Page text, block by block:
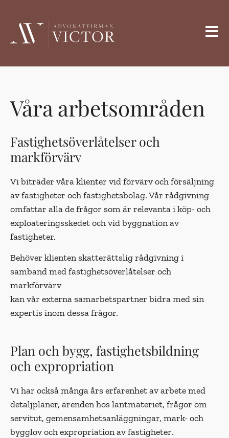
Våra arbetsområden
Fastighetsöverlåtelser och
markförvärv
Vi biträder våra klienter vid förvärv och försäljning
av fastigheter och fastighetsbolag. Vår rådgivning
omfattar alla de frågor som är relevanta i köp- och
exploateringsskedet och vid byggnation av
fastigheter.
Behöver klienten skatterättslig rådgivning i
samband med fastighetsöverlåtelser och
markförvärv
kan vår externa samarbetspartner bidra med sin
expertis inom dessa frågor.
Plan och bygg, fastighetsbildning
och expropriation
Vi har också många års erfarenhet av arbete med
detaljplaner, ärenden hos lantmäteriet, frågor om
servitut, gemensamhetsanläggningar, mark- och
bygglov och expropriation av fastigheter.